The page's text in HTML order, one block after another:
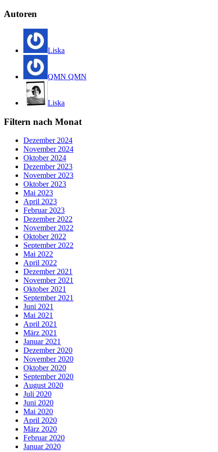
Autoren
Liska
QMN QMN
Liska
Filtern nach Monat
Dezember 2024
November 2024
Oktober 2024
Dezember 2023
November 2023
Oktober 2023
Mai 2023
April 2023
Februar 2023
Dezember 2022
November 2022
Oktober 2022
September 2022
Mai 2022
April 2022
Dezember 2021
November 2021
Oktober 2021
September 2021
Juni 2021
Mai 2021
April 2021
März 2021
Januar 2021
Dezember 2020
November 2020
Oktober 2020
September 2020
August 2020
Juli 2020
Juni 2020
Mai 2020
April 2020
März 2020
Februar 2020
Januar 2020